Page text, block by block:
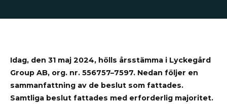
Idag, den 31 maj 2024, hölls årsstämma i Lyckegård
Group AB, org. nr. 556757–7597. Nedan följer en
sammanfattning av de beslut som fattades.
Samtliga beslut fattades med erforderlig majoritet.